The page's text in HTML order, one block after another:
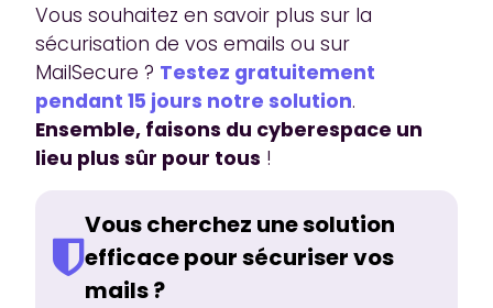
Vous souhaitez en savoir plus sur la
sécurisation de vos emails ou sur
MailSecure ? Testez gratuitement
pendant 15 jours notre solution.
Ensemble, faisons du cyberespace un
lieu plus sûr pour tous !
Vous cherchez une solution
efficace pour sécuriser vos
mails ?